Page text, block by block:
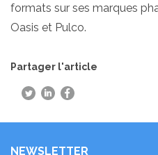
formats sur ses marques
Oasis et Pulco.
Partager l'article
NEWSLETTER